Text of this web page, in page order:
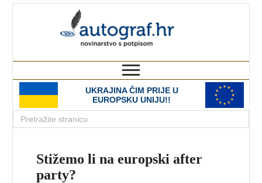
UKRAJINA ČIM PRIJE U
EUROPSKU UNIJU!!
Stižemo li na europski after
party?